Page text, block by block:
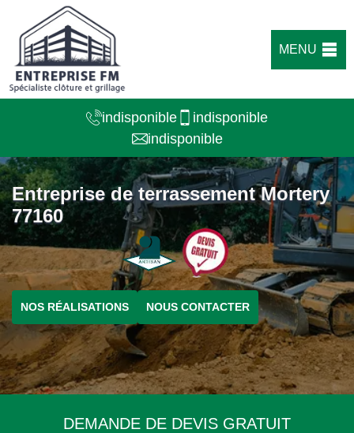
MENU
indisponible
indisponible
indisponible
Entreprise de terrassement Mortery
77160
NOS RÉALISATIONS NOUS CONTACTER
DEMANDE DE DEVIS GRATUIT